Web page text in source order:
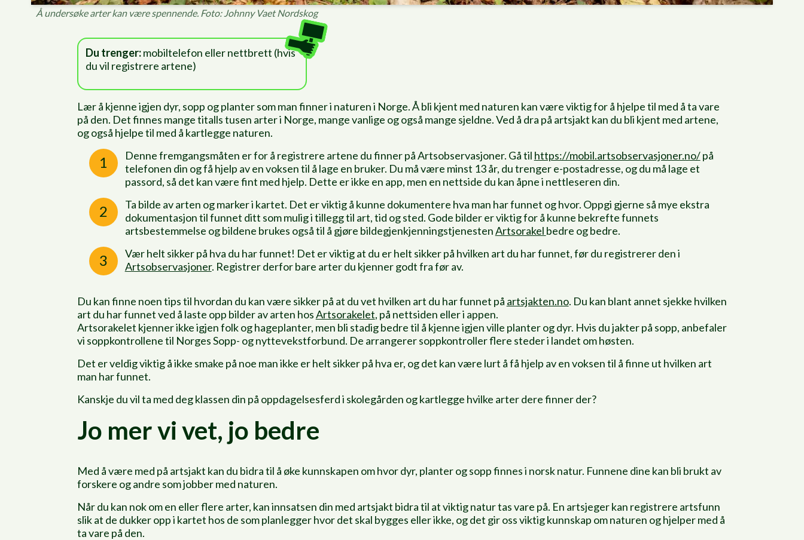
Å undersøke arter kan være spennende. Foto: Johnny Vaet Nordskog
Du trenger:mobiltelefon eller nettbrett (hvis
du vil registrere artene)
Lær å kjenne igjen dyr, sopp og planter som man finner i naturen i Norge. Å bli kjent med naturen kan være viktig for å hjelpe til med å ta vare
på den. Det finnes mange titalls tusen arter i Norge, mange vanlige og også mange sjeldne. Ved å dra på artsjakt kan du bli kjent med artene,
og også hjelpe til med å kartlegge naturen.
Denne fremgangsmåten er for å registrere artene du finner på Artsobservasjoner. Gå til https://mobil.artsobservasjoner.no/på
telefonen din og få hjelp av en voksen til å lage en bruker. Du må være minst 13 år, du trenger e-postadresse, og du må lage et
passord, så det kan være fint med hjelp. Dette er ikke en app, men en nettside du kan åpne i nettleseren din.
Ta bilde av arten og marker i kartet. Det er viktig å kunne dokumentere hva man har funnet og hvor. Oppgi gjerne så mye ekstra
dokumentasjon til funnet ditt som mulig i tillegg til art, tid og sted. Gode bilder er viktig for å kunne bekrefte funnets
artsbestemmelse og bildene brukes også til å gjøre bildegjenkjenningstjenestenArtsorakel bedre og bedre.
Vær helt sikker på hva du har funnet! Det er viktig at du er helt sikker på hvilken art du har funnet, før du registrerer den i
Artsobservasjoner. Registrer derfor bare arter du kjenner godt fra før av.
Du kan finne noen tips til hvordan du kan være sikker på at du vet hvilken art du har funnet på artsjakten.no. Du kan blant annet sjekke hvilken
art du har funnet ved å laste opp bilder av arten hosArtsorakelet, på nettsiden eller i appen.
Artsorakelet kjenner ikke igjen folk og hageplanter, men bli stadig bedre til å kjenne igjen ville planter og dyr. Hvis du jakter på sopp, anbefaler
vi soppkontrollene til Norges Sopp- og nyttevekstforbund. De arrangerer soppkontroller flere steder i landet om høsten.
Det er veldig viktig å ikke smake på noe man ikke er helt sikker på hva er, og det kan være lurt å få hjelp av en voksen til å finne ut hvilken art
man har funnet.
Kanskje du vil ta med deg klassen din på oppdagelsesferd i skolegården og kartlegge hvilke arter dere finner der?
Jo mer vi vet, jo bedre
Med å være med på artsjakt kan du bidra til å øke kunnskapen om hvor dyr, planter og sopp finnes i norsk natur. Funnene dine kan bli brukt av
forskere og andre som jobber med naturen.
Når du kan nok om en eller flere arter, kan innsatsen din med artsjakt bidra til at viktig natur tas vare på. En artsjeger kan registrere artsfunn
slik at de dukker opp i kartet hos de som planlegger hvor det skal bygges eller ikke, og det gir oss viktig kunnskap om naturen og hjelper med å
ta vare på den.